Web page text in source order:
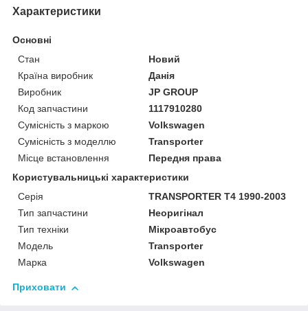
Характеристики
Основні
Стан
Новий
Країна виробник
Данія
Виробник
JP GROUP
Код запчастини
1117910280
Сумісність з маркою
Volkswagen
Сумісність з моделлю
Transporter
Місце встановлення
Передня права
Користувальницькі характеристики
Серія
TRANSPORTER T4 1990-2003
Тип запчастини
Неоригінал
Тип техніки
Мікроавтобус
Модель
Transporter
Марка
Volkswagen
Приховати